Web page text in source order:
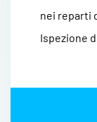
nei reparti
Ispezione